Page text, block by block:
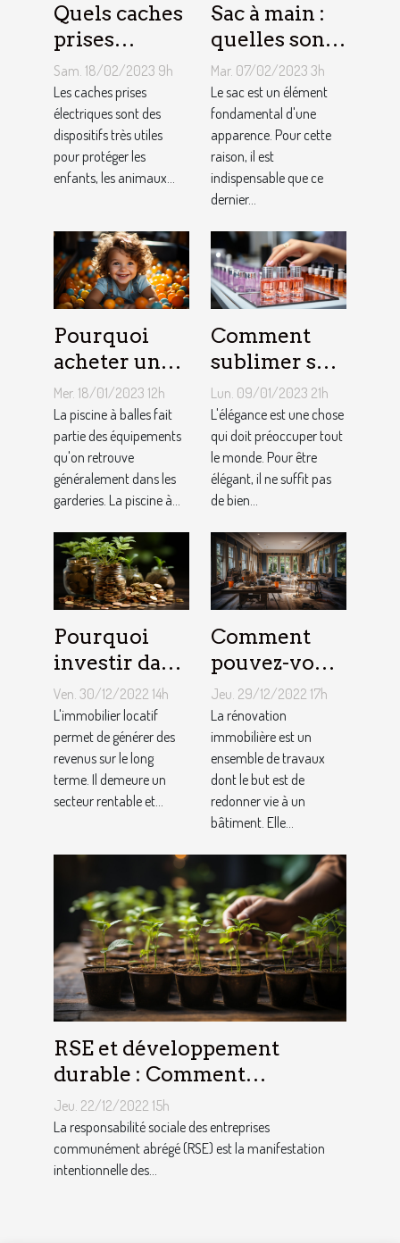
Quels caches
prises
électriques
choisir ?
Sam. 18/02/2023 9h
Les caches prises
électriques sont des
dispositifs très utiles
pour protéger les
enfants, les animaux...
Sac à main :
quelles sont
les astuces
pour faire un
choix
approprié ?
Mar. 07/02/2023 3h
Le sac est un élément
fondamental d'une
apparence. Pour cette
raison, il est
indispensable que ce
dernier...
Pourquoi
acheter une
piscine à
balles à son
bébé ?
Mer. 18/01/2023 12h
La piscine à balles fait
partie des équipements
qu'on retrouve
généralement dans les
garderies. La piscine à...
Comment
sublimer ses
ongles ?
Lun. 09/01/2023 21h
L'élégance est une chose
qui doit préoccuper tout
le monde. Pour être
élégant, il ne suffit pas
de bien...
Pourquoi
investir dans
l'immobilier
?
Ven. 30/12/2022 14h
L'immobilier locatif
permet de générer des
revenus sur le long
terme. Il demeure un
secteur rentable et...
Comment
pouvez-vous
faire une
rénovation
immobilière
?
Jeu. 29/12/2022 17h
La rénovation
immobilière est un
ensemble de travaux
dont le but est de
redonner vie à un
bâtiment. Elle...
RSE et développement
durable : Comment
décrocher vite un emploi
avec ce profil ?
Jeu. 22/12/2022 15h
La responsabilité sociale des entreprises
communément abrégé (RSE) est la manifestation
intentionnelle des...